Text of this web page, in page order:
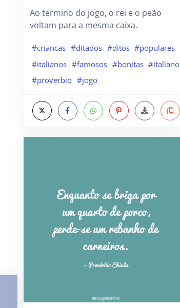
Ao termino do jogo, o rei e o peão
voltam para a mesma caixa.
#criancas #ditados #ditos #populares
#italianos #famosos #bonitas #italiano
#proverbio #jogo